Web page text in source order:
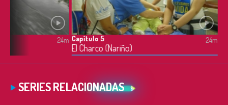
24m Capítulo 5
El Charco (Nariño)
24m
SERIES RELACIONADAS